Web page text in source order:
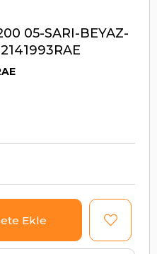
05-SARI-BEYAZ-